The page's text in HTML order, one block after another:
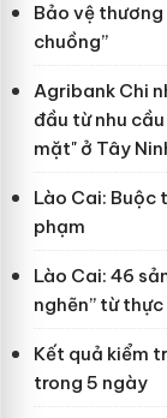
Bảo vệ
chuồng”
Agribank Chi
đầu từ nhu
mặt" ở Tây
Lào Cai: Buộc
phạm
Lào Cai: 46
nghẽn” từ
Kết quả kiểm
trong 5 ngày